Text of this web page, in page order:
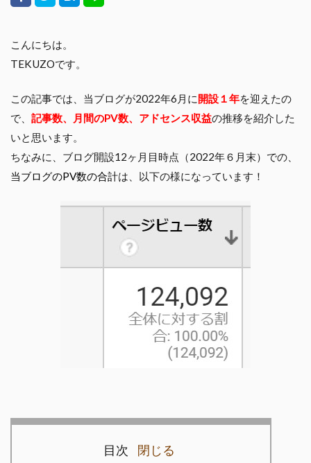
こんにちは。
TEKUZOです。
この記事では、当ブログが2022年6月に開設１年を迎えたの
で、 記事数、月間のPV数、アドセンス収益の推移を紹介した
いと思います。
ちなみに、ブログ開設12ヶ月目時点（2022年６月末）での、
当ブログのPV数の合計は、以下の様になっています！
目次